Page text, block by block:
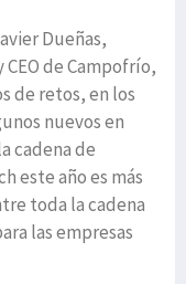
Dueñas,
de Campofrío,
de retos, en los
nuevos en
cadena de
este año es más
toda la cadena
las empresas